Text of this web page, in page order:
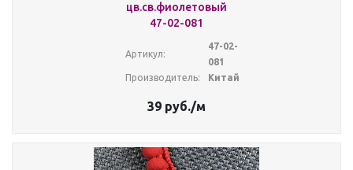
цв.св.фиолетовый
47-02-081
Артикул:
47-02-
081
Производитель:
Китай
39 руб./м